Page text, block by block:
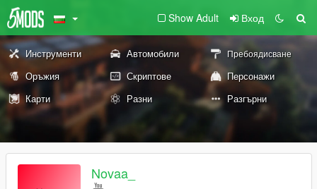
Show Adult Вход
Инструменти Автомобили Пребоядисване
Оръжия Скриптове
Персонажи
Карти
Разни Разгърни
Novaa_